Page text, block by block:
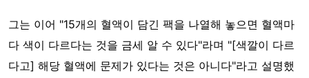
그는 이어 "15개의 혈액이 담긴 팩을 나열해 놓으면 혈액마
다 색이 다르다는 것을 금세 알 수 있다"라며 "[색깔이 다르
다고] 해당 혈액에 문제가 있다는 것은 아니다"라고 설명했